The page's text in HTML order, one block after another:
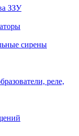
ЗЗУ
сирены
реле,